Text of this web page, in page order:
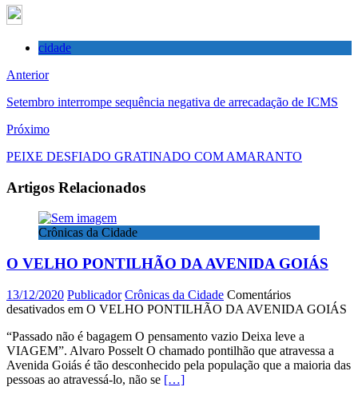
cidade
Anterior
Setembro interrompe sequência negativa de arrecadação de ICMS
Próximo
PEIXE DESFIADO GRATINADO COM AMARANTO
Artigos Relacionados
Crônicas da Cidade
O VELHO PONTILHÃO DA AVENIDA GOIÁS
13/12/2020 Publicador Crônicas da Cidade Comentários
desativados em O VELHO PONTILHÃO DA AVENIDA GOIÁS
“Passado não é bagagem O pensamento vazio Deixa leve a
VIAGEM”. Alvaro Posselt O chamado pontilhão que atravessa a
Avenida Goiás é tão desconhecido pela população que a maioria das
pessoas ao atravessá-lo, não se […]